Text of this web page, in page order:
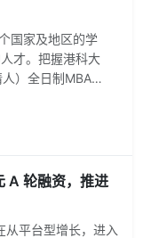
国家及地区的学
才。把握港科大
）全日制MBA滚
MBA
选《2026 年 QS
能及机器学习的
A 轮融资，推进
平台型增长，进入